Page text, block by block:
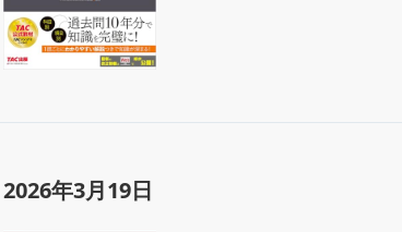
2026年3月19日